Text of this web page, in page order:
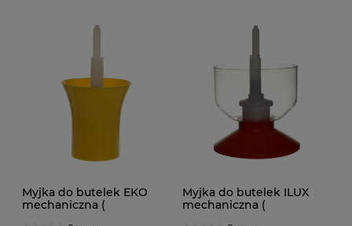
Myjka do butelek EKO
mechaniczna (
Myjka do butelek ILUX
mechaniczna (